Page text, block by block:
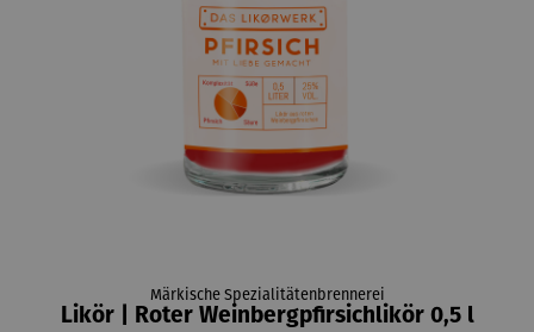
Märkische Spezialitätenbrennerei
Likör | Roter Weinbergpfirsichlikör 0,5 l